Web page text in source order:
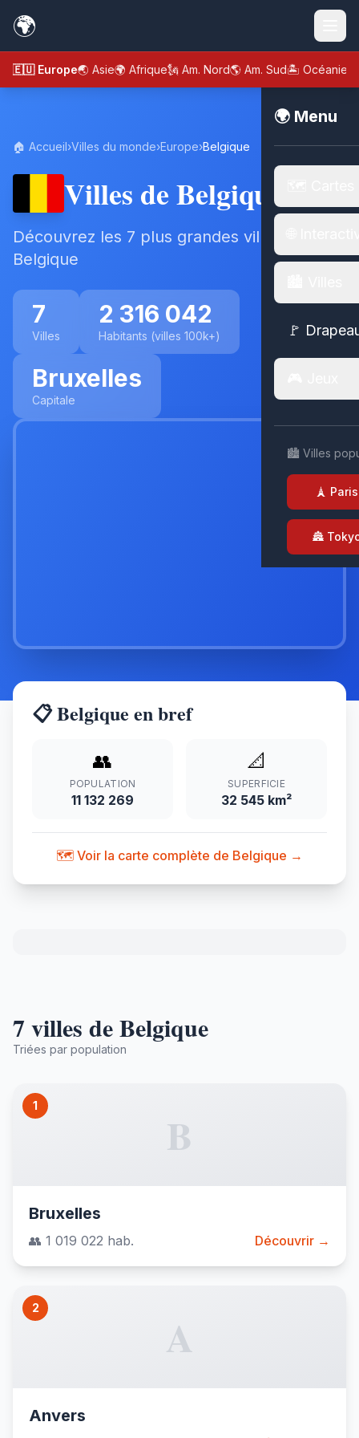
🌍
🇪🇺 Europe🌏 Asie🌍 Afrique🗽 Am. Nord🌎 Am. Sud🏝️ Océanie
🌍 Menu
🚩
🏙️ Villes
🗼 Paris
🏯
🏠 Accueil›Villes du monde›Europe›Belgique
Villes de Belgique
Découvrez les 7 plus grandes villes de
Belgique
7
Villes
2 316 042
Habitants (villes 100k+)
Bruxelles
Capitale
📋 Belgique en bref
👥
POPULATION
11 132 269
📐
SUPERFICIE
32 545 km²
🗺️ Voir la carte complète de Belgique →
7 villes de Belgique
Triées par population
1
B
Bruxelles
👥 1 019 022 hab. Découvrir →
2
A
Anvers